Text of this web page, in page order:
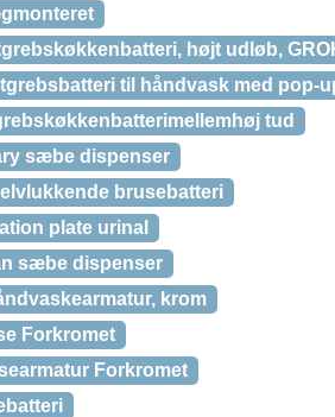
højt udløb,
til håndvask med pop-
tud
sæbe dispenser
brusebatteri
plate urinal
sæbe dispenser
krom
Forkromet
Forkromet